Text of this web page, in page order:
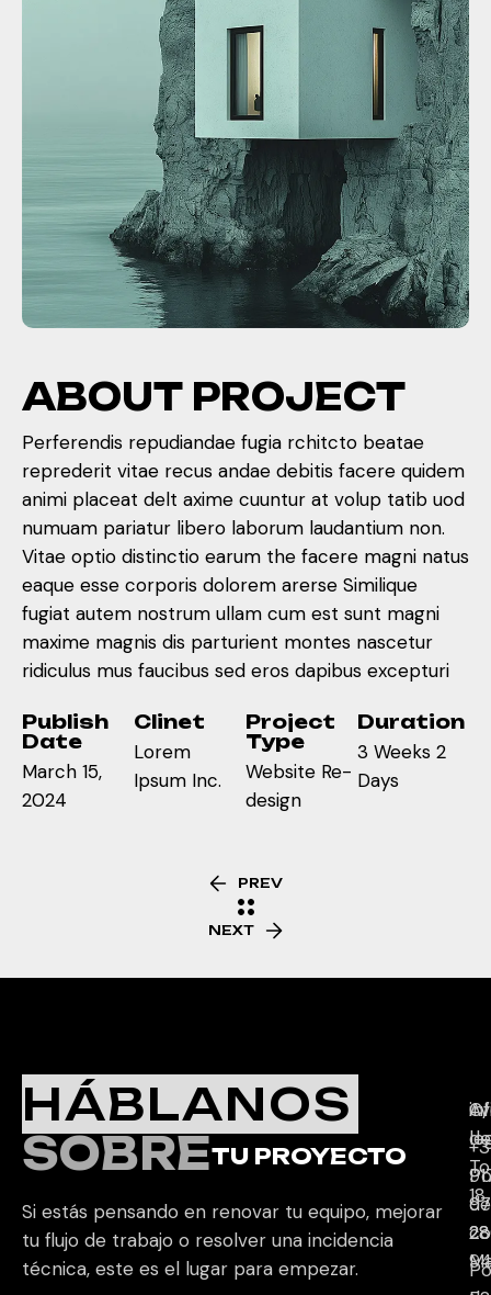
ABOUT PROJECT
Perferendis repudiandae fugia rchitcto beatae
reprederit vitae recus andae debitis facere quidem
animi placeat delt axime cuuntur at volup tatib uod
numuam pariatur libero laborum laudantium non.
Vitae optio distinctio earum the facere magni natus
eaque esse corporis dolorem arerse Similique
fugiat autem nostrum ullam cum est sunt magni
maxime magnis dis parturient montes nascetur
ridiculus mus faucibus sed eros dapibus excepturi
Publish
Date
March 15,
2024
Clinet
Lorem
Ipsum Inc.
Project
Type
Website Re-
design
Duration
3 Weeks 2
Days
PREV
NEXT
HÁBLANOS
SOBRETU PROYECTO
Si estás pensando en renovar tu equipo, mejorar
tu flujo de trabajo o resolver una incidencia
técnica, este es el lugar para empezar.
de
de
18,
97
28
94